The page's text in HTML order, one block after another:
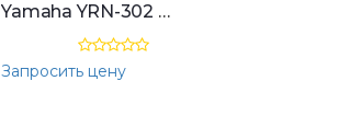
Yamaha YRN-302 B II Sopranino Rec. Baroque, Double, Brown
Запросить цену